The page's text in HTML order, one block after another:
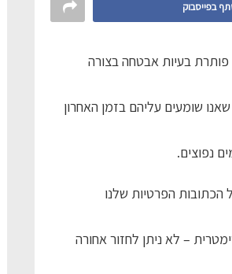
בפייסבוק
פותרת בעיות אבטחה בצורה
שאנו שומעים עליהם בזמן האחרון
הכתובות הפרטיות שלנו
– לא ניתן לחזור אחורה